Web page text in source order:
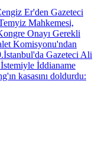
Er'den Gazeteci
Mahkemesi,
Onayı Gerekli
Komisyonu'ndan
.İstanbul'da Gazeteci Ali
İddianame
kasasını doldurdu: